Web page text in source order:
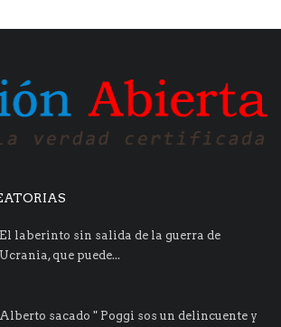
El laberinto sin salida de la guerra de
Ucrania, que puede...
Alberto sacado " Poggi sos un delincuente y